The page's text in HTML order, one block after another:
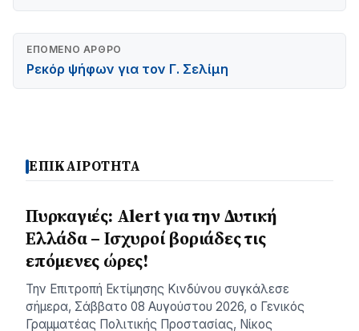
ΕΠΌΜΕΝΟ ΆΡΘΡΟ
Ρεκόρ ψήφων για τον Γ. Σελίμη
ΕΠΙΚΑΙΡΟΤΗΤΑ
Πυρκαγιές: Alert για την Δυτική
Ελλάδα – Ισχυροί βοριάδες τις
επόμενες ώρες!
Την Επιτροπή Εκτίμησης Κινδύνου συγκάλεσε
σήμερα, Σάββατο 08 Αυγούστου 2026, ο Γενικός
Γραμματέας Πολιτικής Προστασίας, Νίκος